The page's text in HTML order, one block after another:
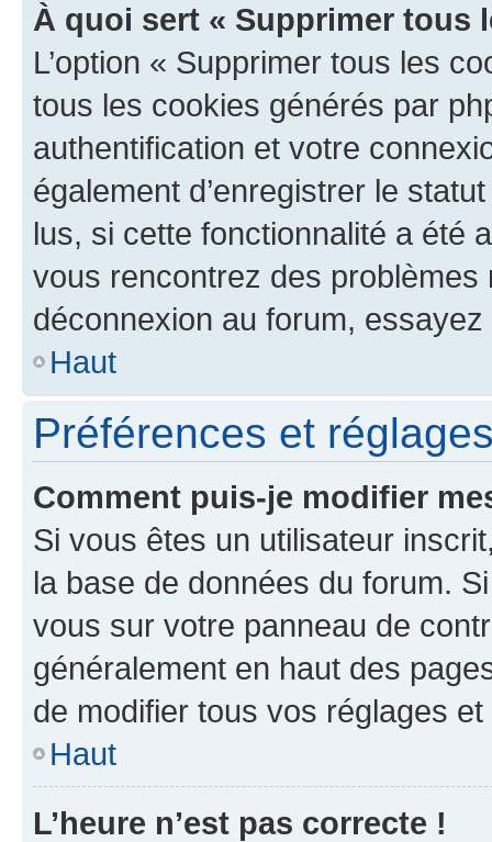
À quoi sert « Supprimer tous
L’option « Supprimer tous les
tous les cookies générés par
authentification et votre
également d’enregistrer le
lus, si cette fonctionnalité a été
vous rencontrez des
déconnexion au forum,
Haut
Préférences et
Comment puis-je modifier
Si vous êtes un utilisateur
la base de données du forum.
vous sur votre panneau de
généralement en haut des
de modifier tous vos réglages
Haut
L’heure n’est pas correcte !